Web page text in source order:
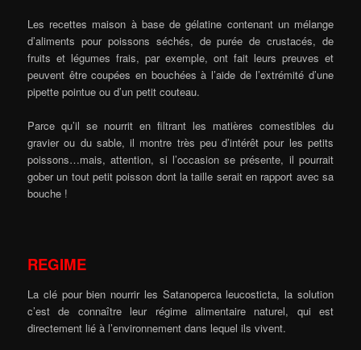
Les recettes maison à base de gélatine contenant un mélange
d’aliments pour poissons séchés, de purée de crustacés, de
fruits et légumes frais, par exemple, ont fait leurs preuves et
peuvent être coupées en bouchées à l’aide de l’extrémité d’une
pipette pointue ou d’un petit couteau.
Parce qu’il se nourrit en filtrant les matières comestibles du
gravier ou du sable, il montre très peu d’intérêt pour les petits
poissons…mais, attention, si l’occasion se présente, il pourrait
gober un tout petit poisson dont la taille serait en rapport avec sa
bouche !
REGIME
La clé pour bien nourrir les Satanoperca leucosticta, la solution
c’est de connaître leur régime alimentaire naturel, qui est
directement lié à l’environnement dans lequel ils vivent.